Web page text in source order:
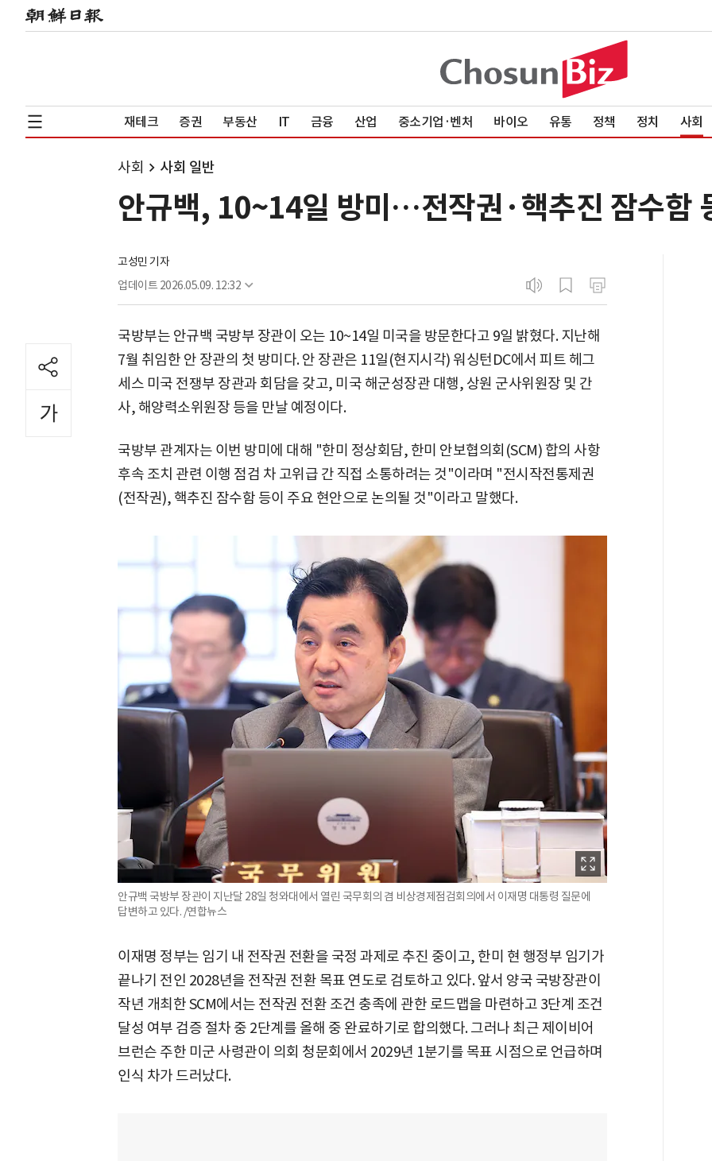
재테크 증권 부동산 IT 금융 산업 중소기업·벤처 바이오 유통 정책 정치 사회
사회 사회 일반
안규백, 10~14일 방미…전작권·핵추진 잠수함
고성민 기자
업데이트 2026.05.09. 12:32
국방부는 안규백 국방부 장관이 오는 10~14일 미국을 방문한다고 9일 밝혔다. 지난해
7월 취임한 안 장관의 첫 방미다. 안 장관은 11일(현지시각) 워싱턴DC에서 피트 헤그
세스 미국 전쟁부 장관과 회담을 갖고, 미국 해군성장관 대행, 상원 군사위원장 및 간
사, 해양력소위원장 등을 만날 예정이다.
국방부 관계자는 이번 방미에 대해 "한미 정상회담, 한미 안보협의회(SCM) 합의 사항
후속 조치 관련 이행 점검 차 고위급 간 직접 소통하려는 것"이라며 "전시작전통제권
(전작권), 핵추진 잠수함 등이 주요 현안으로 논의될 것"이라고 말했다.
안규백 국방부 장관이 지난달 28일 청와대에서 열린 국무회의 겸 비상경제점검회의에서 이재명 대통령 질문에
답변하고 있다. /연합뉴스
이재명 정부는 임기 내 전작권 전환을 국정 과제로 추진 중이고, 한미 현 행정부 임기가
끝나기 전인 2028년을 전작권 전환 목표 연도로 검토하고 있다. 앞서 양국 국방장관이
작년 개최한 SCM에서는 전작권 전환 조건 충족에 관한 로드맵을 마련하고 3단계 조건
달성 여부 검증 절차 중 2단계를 올해 중 완료하기로 합의했다. 그러나 최근 제이비어
브런슨 주한 미군 사령관이 의회 청문회에서 2029년 1분기를 목표 시점으로 언급하며
인식 차가 드러났다.